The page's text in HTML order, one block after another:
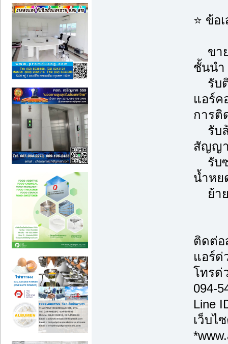
⭐ ข้อ
ขาย
ชั้นนำ
รับติ
แอร์ค
การติ
รับล้
สัญญา
รับซ่
น้ำหย
ย้าย
ติดต่อ
แอร์ด่
โทรด่
094-
Line
เว็บไ